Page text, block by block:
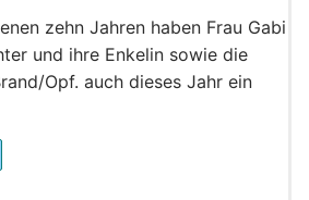
zehn Jahren haben Frau Gabi
und ihre Enkelin sowie die
Opf. auch dieses Jahr ein